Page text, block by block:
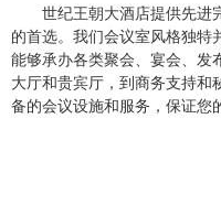
世纪王朝大酒店提供先进
的首选。我们会议室风格独特
能够承办各类聚会、宴会、发
大厅和贵宾厅，到商务支持
备的会议设施和服务，保证您